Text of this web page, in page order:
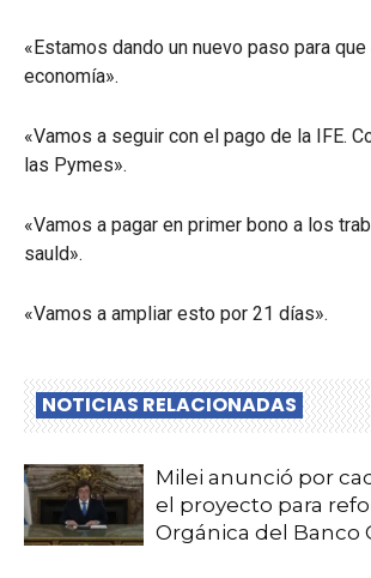
«Estamos dando un nuevo paso para
economía».
«Vamos a seguir con el pago de la IFE.
las Pymes».
«Vamos a pagar en primer bono a los
sauld».
«Vamos a ampliar esto por 21 días».
NOTICIAS RELACIONADAS
Milei anunció por
el proyecto para
Orgánica del Banco